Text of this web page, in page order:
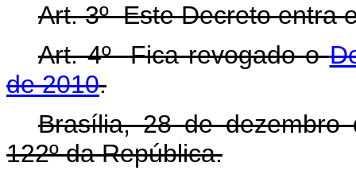
Art. 3º Este Decreto entra
Art. 4º Fica revogado o
de 2010.
Brasília, 28 de dezembro
122º da República.